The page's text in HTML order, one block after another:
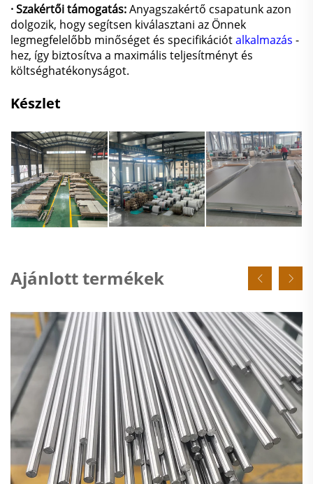
· Szakértői támogatás:Anyagszakértő csapatunk azon
dolgozik, hogy segítsen kiválasztani az Önnek
legmegfelelőbb minőséget és specifikációtalkalmazás -
hez, így biztosítva a maximális teljesítményt és
költséghatékonyságot.
Készlet
Ajánlott termékek